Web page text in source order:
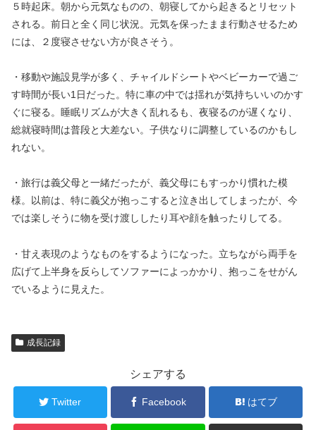
５時起床。朝から元気なものの、朝寝してから起きるとリセット
される。前日と全く同じ状況。元気を保ったまま行動させるため
には、２度寝させない方が良さそう。
・移動や施設見学が多く、チャイルドシートやベビーカーで過ご
す時間が長い1日だった。特に車の中では揺れが気持ちいいのかす
ぐに寝る。睡眠リズムが大きく乱れるも、夜寝るのが遅くなり、
総就寝時間は普段と大差ない。子供なりに調整しているのかもし
れない。
・旅行は義父母と一緒だったが、義父母にもすっかり慣れた模
様。以前は、特に義父が抱っこすると泣き出してしまったが、今
では楽しそうに物を受け渡ししたり耳や顔を触ったりしてる。
・甘え表現のようなものをするようになった。立ちながら両手を
広げて上半身を反らしてソファーによっかかり、抱っこをせがん
でいるように見えた。
成長記録
シェアする
Twitter Facebook はてブ